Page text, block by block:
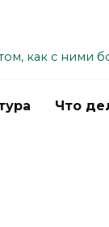
как с ними
Что